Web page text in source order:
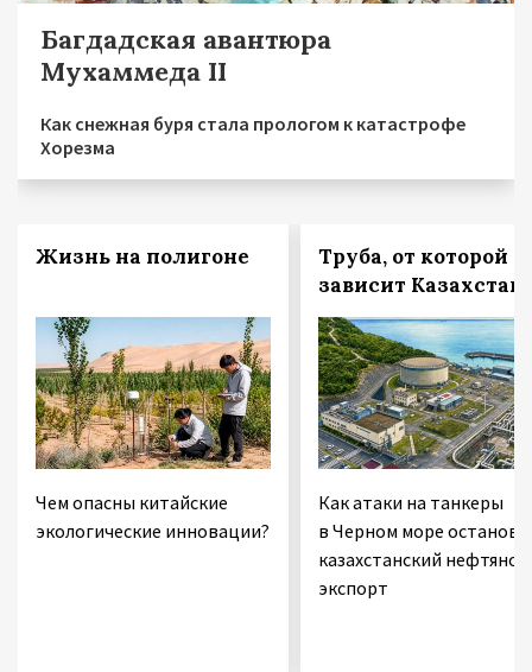
Багдадская авантюра
Мухаммеда II
Как снежная буря стала прологом к катастрофе
Хорезма
Жизнь на полигоне
Чем опасны китайские
экологические инновации?
Труба, от которой
зависит Казахстан
Как атаки на танкеры
в Черном море
казахстанский нефтяной
экспорт